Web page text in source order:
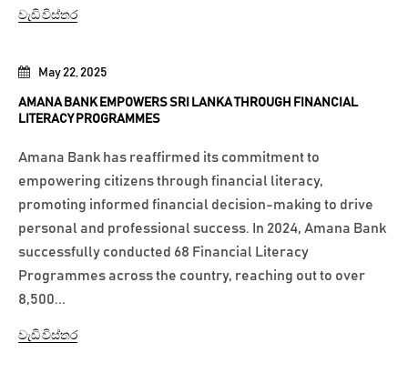
May 22, 2025
AMANA BANK EMPOWERS SRI LANKA THROUGH FINANCIAL
LITERACY PROGRAMMES
Amana Bank has reaffirmed its commitment to
empowering citizens through financial literacy,
promoting informed financial decision-making to drive
personal and professional success. In 2024, Amana Bank
successfully conducted 68 Financial Literacy
Programmes across the country, reaching out to over
8,500...
වැඩි විස්තර
වැඩි විස්තර